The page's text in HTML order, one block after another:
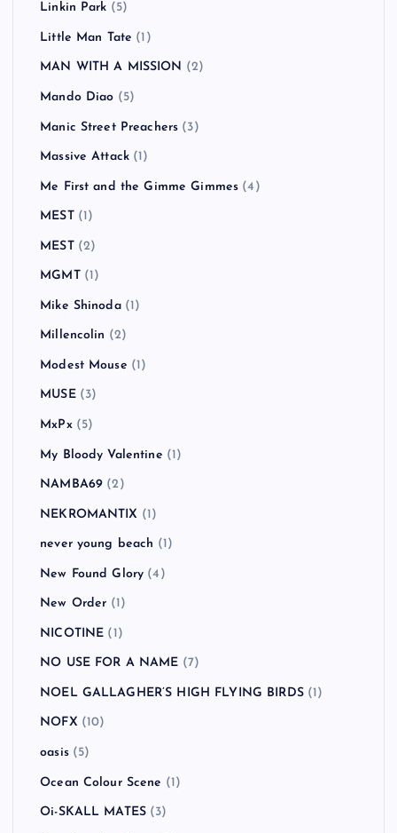
Linkin Park (5)
Little Man Tate (1)
MAN WITH A MISSION (2)
Mando Diao (5)
Manic Street Preachers (3)
Massive Attack (1)
Me First and the Gimme Gimmes (4)
MEST(1)
MEST(2)
MGMT(1)
Mike Shinoda(1)
Millencolin (2)
Modest Mouse (1)
MUSE(3)
MxPx(5)
My Bloody Valentine (1)
NAMBA69 (2)
NEKROMANTIX (1)
never young beach (1)
New Found Glory (4)
New Order (1)
NICOTINE (1)
NO USE FOR A NAME (7)
NOEL GALLAGHER’S HIGH FLYING BIRDS(1)
NOFX (10)
oasis(5)
Ocean Colour Scene (1)
Oi-SKALL MATES (3)